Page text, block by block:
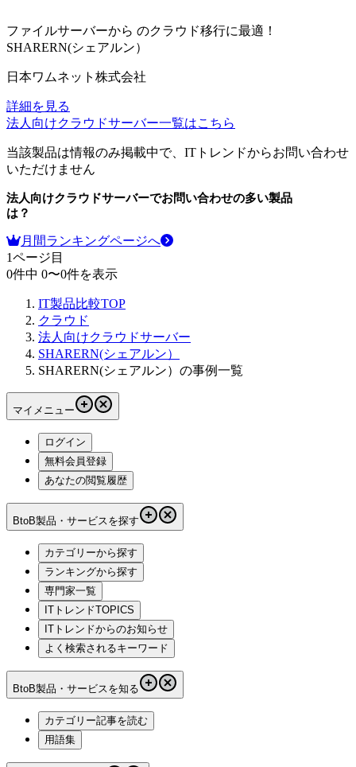
ファイルサーバーから のクラウド移行に最適！
SHARERN(シェアルン）
日本ワムネット株式会社
詳細を見る
法人向けクラウドサーバー一覧はこちら
当該製品は情報のみ掲載中で、ITトレンドからお問い合わせ
いただけません
法人向けクラウドサーバーでお問い合わせの多い製品
は？
月間ランキングページへ
1ページ目
0件中 0〜0件を表示
IT製品比較TOP
クラウド
法人向けクラウドサーバー
SHARERN(シェアルン）
SHARERN(シェアルン）の事例一覧
マイメニュー
ログイン
無料会員登録
あなたの閲覧履歴
BtoB製品・サービスを探す
カテゴリーから探す
ランキングから探す
専門家一覧
ITトレンドTOPICS
ITトレンドからのお知らせ
よく検索されるキーワード
BtoB製品・サービスを知る
カテゴリー記事を読む
用語集